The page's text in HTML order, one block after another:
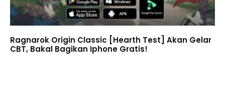
Ragnarok Origin Classic [Hearth Test] Akan Gelar
CBT, Bakal Bagikan Iphone Gratis!